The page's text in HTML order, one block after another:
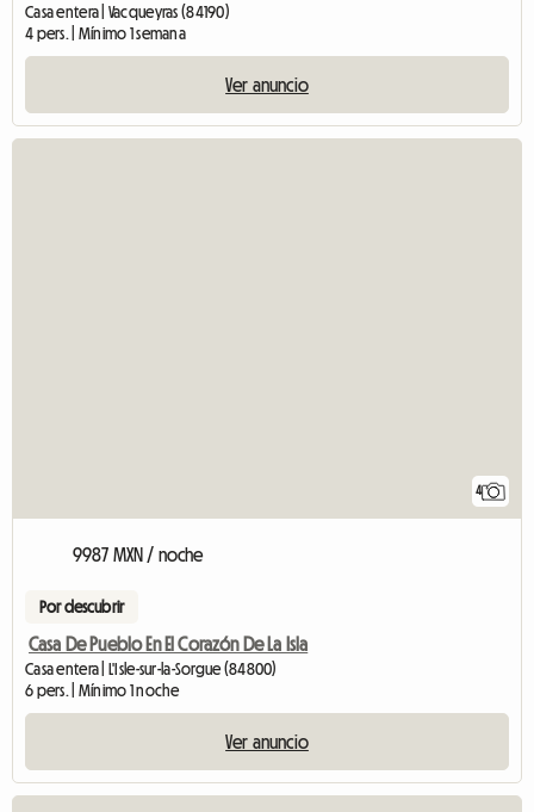
Casa entera | Vacqueyras (84190)
4 pers. | Mínimo 1 semana
Ver anuncio
4
9987 MXN / noche
Por descubrir
Casa De Pueblo En El Corazón De La Isla
Casa entera | L'Isle-sur-la-Sorgue (84800)
6 pers. | Mínimo 1 noche
Ver anuncio